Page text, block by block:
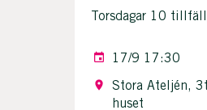
Torsdagar 10
17/9 17:30
Stora Ateljén,
huset